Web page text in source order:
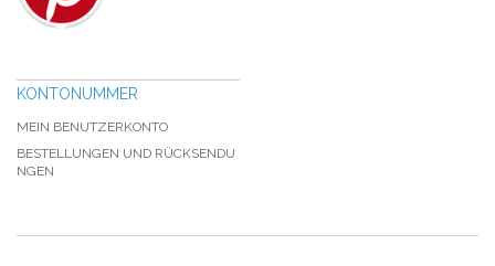
KONTONUMMER
MEIN BENUTZERKONTO
BESTELLUNGEN UND RÜCKSENDU
NGEN